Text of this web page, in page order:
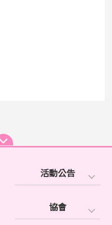
活動公告
協會